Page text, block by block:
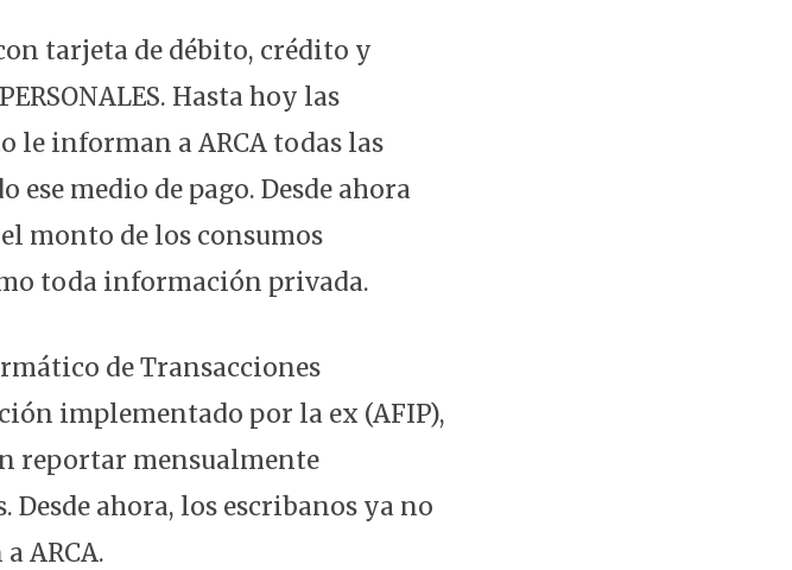
tarjeta de débito, crédito y
Hasta hoy las
le informan a ARCA todas las
ese medio de pago. Desde ahora
monto de los consumos
toda información privada.
de Transacciones
implementado por la ex (AFIP),
reportar mensualmente
ahora, los escribanos ya no
ARCA.